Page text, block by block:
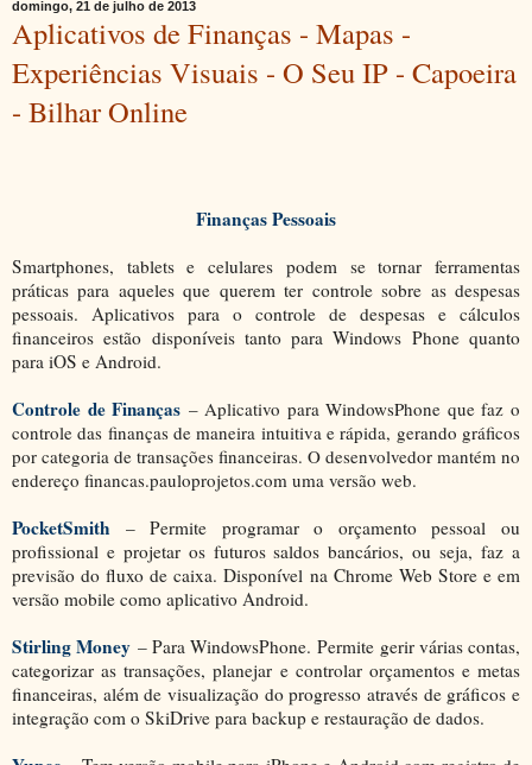
domingo, 21 de julho de 2013
Aplicativos de Finanças - Mapas -
Experiências Visuais - O Seu IP - Capoeira
- Bilhar Online
Finanças Pessoais
Smartphones, tablets e celulares podem se tornar ferramentas
práticas para aqueles que querem ter controle sobre as despesas
pessoais. Aplicativos para o controle de despesas e cálculos
financeiros estão disponíveis tanto para Windows Phone quanto
para iOS e Android.
Controle de Finanças – Aplicativo para WindowsPhone que faz o
controle das finanças de maneira intuitiva e rápida, gerando gráficos
por categoria de transações financeiras. O desenvolvedor mantém no
endereço financas.pauloprojetos.com uma versão web.
PocketSmith – Permite programar o orçamento pessoal ou
profissional e projetar os futuros saldos bancários, ou seja, faz a
previsão do fluxo de caixa. Disponível na Chrome Web Store e em
versão mobile como aplicativo Android.
Stirling Money – Para WindowsPhone.Permite gerir várias contas,
categorizar as transações, planejar e controlar orçamentos e metas
financeiras, além de visualização do progresso através de gráficos e
integração com o SkiDrive para backup e restauração de dados.